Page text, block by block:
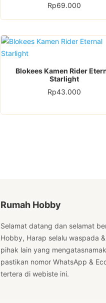
Rp69.000
Blokees Kamen Rider
Starlight
Rp43.000
Rumah Hobby
Selamat datang dan selamat
Hobby, Harap selalu waspada
pihak lain yang
pastikan nomor WhatsApp &
tertera di webiste ini.